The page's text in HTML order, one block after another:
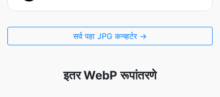
सर्व पहा JPG कन्व्हर्टर →
इतर WebP रूपांतरणे